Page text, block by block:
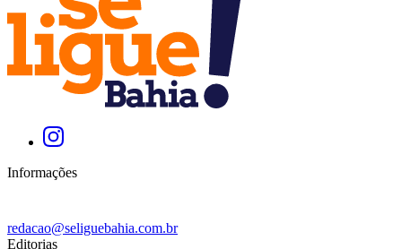
Informações
redacao@seliguebahia.com.br
Editorias